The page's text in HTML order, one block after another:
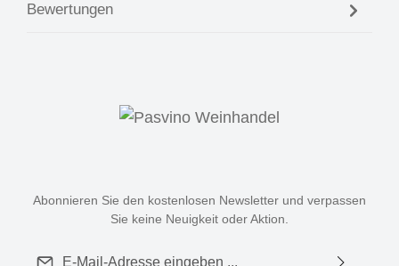
Bewertungen
Abonnieren Sie den kostenlosen Newsletter und verpassen
Sie keine Neuigkeit oder Aktion.